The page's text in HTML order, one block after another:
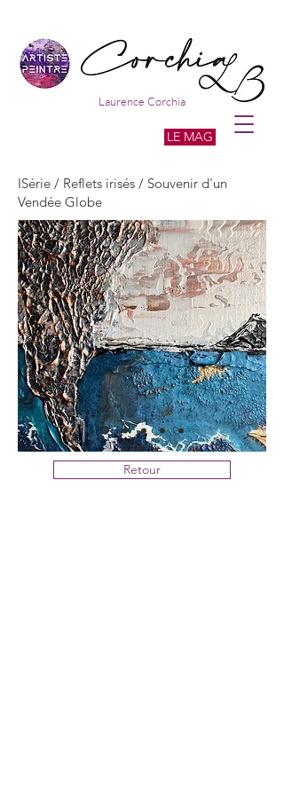
Laurence Corchia
LE MAG
ISérie / Reflets irisés / Souvenir d'un
Vendée Globe
Retour